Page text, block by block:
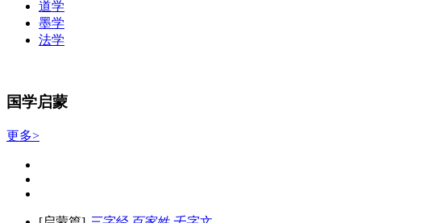
道学
墨学
法学
国学启蒙
更多>